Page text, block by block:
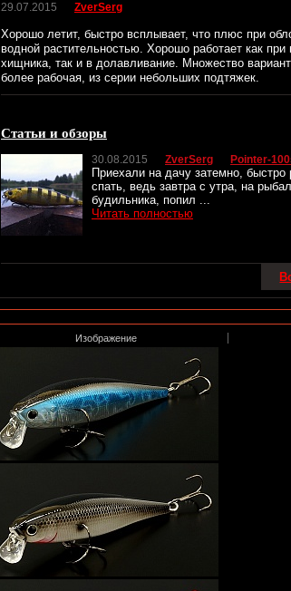
29.07.2015 ZverSerg
Хорошо летит, быстро всплывает, что плюс при
водной растительностью. Хорошо работает как при
хищника, так и в долавливание. Множество
более рабочая, из серии небольших подтяжек.
Статьи и обзоры
30.08.2015 ZverSerg Pointer-
Приехали на дачу затемно, быстро
спать, ведь завтра с утра, на
будильника, попил ...
Читать полностью
Изображение